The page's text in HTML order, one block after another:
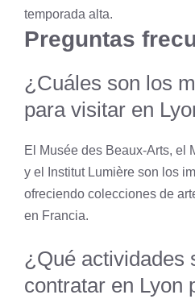
temporada alta.
Preguntas
¿Cuáles son los
para visitar en
El Musée des Beaux-Arts, el
y el Institut Lumière son los
ofreciendo colecciones de
en Francia.
¿Qué actividades
contratar en Lyon